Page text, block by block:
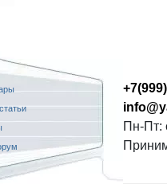
Пн-Пт: